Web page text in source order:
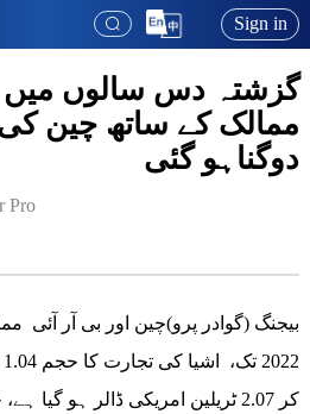
Sign in
گزشتہ دس سالوں میں
ممالک کے ساتھ چین
دوگناہو گئی
Pro
کر 2.07 ٹریلین امریکی ڈالر ہو